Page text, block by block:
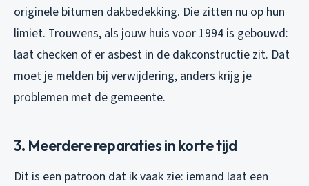
originele bitumen dakbedekking. Die zitten nu op hun
limiet. Trouwens, als jouw huis voor 1994 is gebouwd:
laat checken of er asbest in de dakconstructie zit. Dat
moet je melden bij verwijdering, anders krijg je
problemen met de gemeente.
3. Meerdere reparaties in korte tijd
Dit is een patroon dat ik vaak zie: iemand laat een